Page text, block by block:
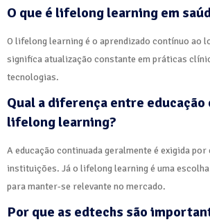
O que é lifelong learning em
O lifelong learning é o aprendizado contínuo ao
significa atualização constante em práticas
tecnologias.
Qual a diferença entre educação
lifelong learning?
A educação continuada geralmente é exigida
instituições. Já o lifelong learning é uma
para manter-se relevante no mercado.
Por que as edtechs são